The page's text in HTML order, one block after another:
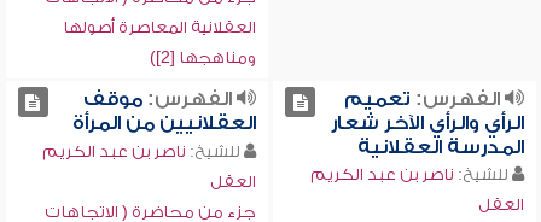
العقلانية المعاصرة أصولها
ومناهجها [2])
الفهرس: تعميم
الرأي والرأي الآخر شعار
المدرسة العقلانية
للشيخ: ناصر بن عبد الكريم
العقل
الفهرس:موقف
العقلانيين من المرأة
للشيخ: ناصر بن عبد الكريم
العقل
جزء من محاضرة ( الاتجاهات